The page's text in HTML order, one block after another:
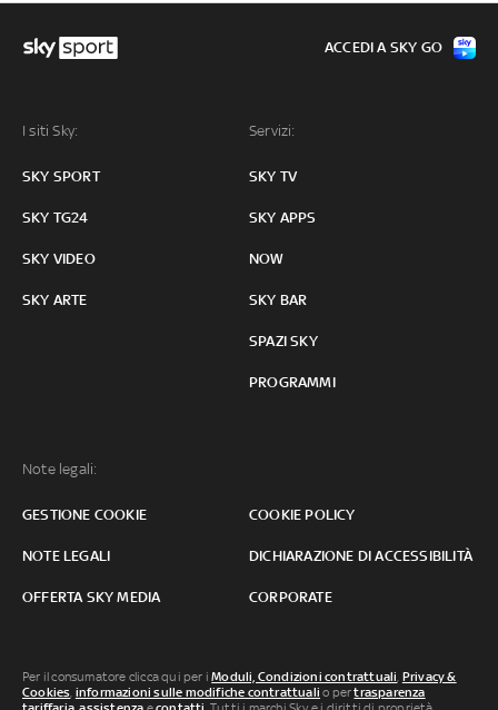
I siti Sky:
SKY SPORT
SKY TG24
SKY VIDEO
SKY ARTE
Servizi:
SKY TV
SKY APPS
NOW
SKY BAR
SPAZI SKY
PROGRAMMI
Note legali:
GESTIONE COOKIE COOKIE POLICY
NOTE LEGALI DICHIARAZIONE DI ACCESSIBILITÀ
OFFERTA SKY MEDIA CORPORATE
ACCEDI A SKY GO
Per il consumatore clicca qui per iModuli, Condizioni contrattuali, Privacy &
Cookies, informazioni sulle modifiche contrattuali o pertrasparenza